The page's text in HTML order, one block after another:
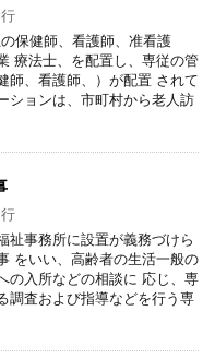
保健師、看護師、准看護
療法士、を配置し、専従の管
師、看護師、）が配置 されて
ションは、市町村から老人訪
事務所に設置が義務づけら
をいい、高齢者の生活一般の
の入所などの相談に 応じ、専
調査および指導などを行う専